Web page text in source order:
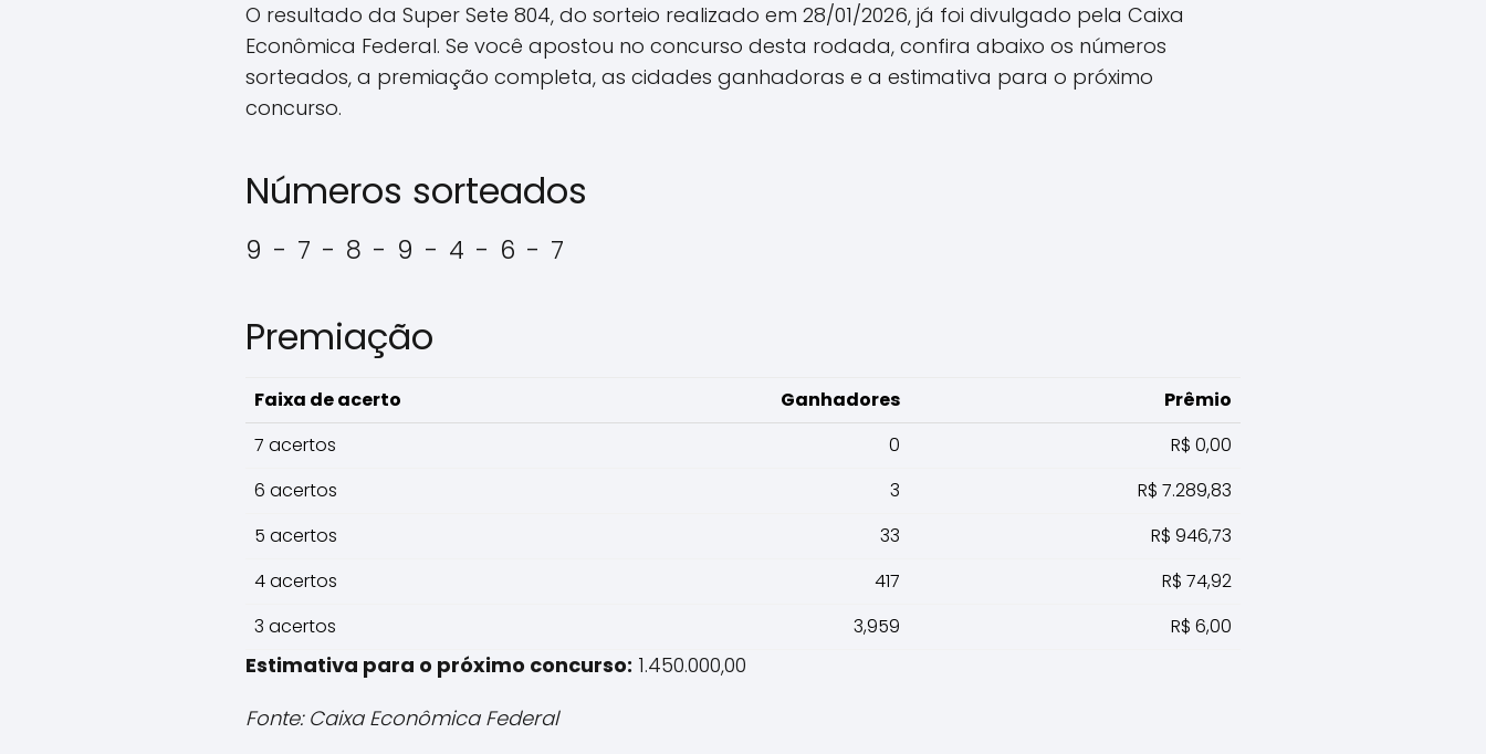
O resultado da Super Sete 804, do sorteio realizado em 28/01/2026, já foi divulgado pela Caixa
Econômica Federal. Se você apostou no concurso desta rodada, confira abaixo os números
sorteados, a premiação completa, as cidades ganhadoras e a estimativa para o próximo
concurso.
Números sorteados
9 - 7 - 8 - 9 - 4 - 6 - 7
Premiação
Faixa de acerto Ganhadores
Prêmio
7 acertos
0
R$ 0,00
6 acertos
3
R$ 7.289,83
5 acertos
33
R$ 946,73
4 acertos
417
R$ 74,92
3 acertos
3,959 R$ 6,00
Estimativa para o próximo concurso: 1.450.000,00
Fonte: Caixa Econômica Federal